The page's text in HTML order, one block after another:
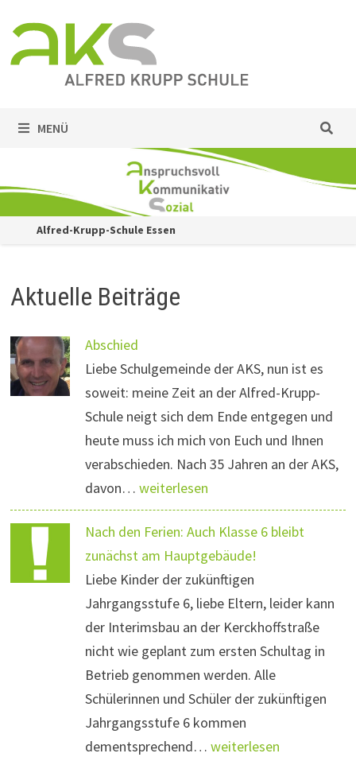
Inhalt
springen
MENÜ
Alfred-Krupp-Schule Essen
Aktuelle Beiträge
Abschied
Liebe Schulgemeinde der AKS, nun ist es
soweit: meine Zeit an der Alfred-Krupp-
Schule neigt sich dem Ende entgegen und
heute muss ich mich von Euch und Ihnen
verabschieden. Nach 35 Jahren an der AKS,
davon… weiterlesen
Nach den Ferien: Auch Klasse 6 bleibt
zunächst am Hauptgebäude!
Liebe Kinder der zukünftigen
Jahrgangsstufe 6, liebe Eltern, leider kann
der Interimsbau an der Kerckhoffstraße
nicht wie geplant zum ersten Schultag in
Betrieb genommen werden. Alle
Schülerinnen und Schüler der zukünftigen
Jahrgangsstufe 6 kommen
dementsprechend… weiterlesen